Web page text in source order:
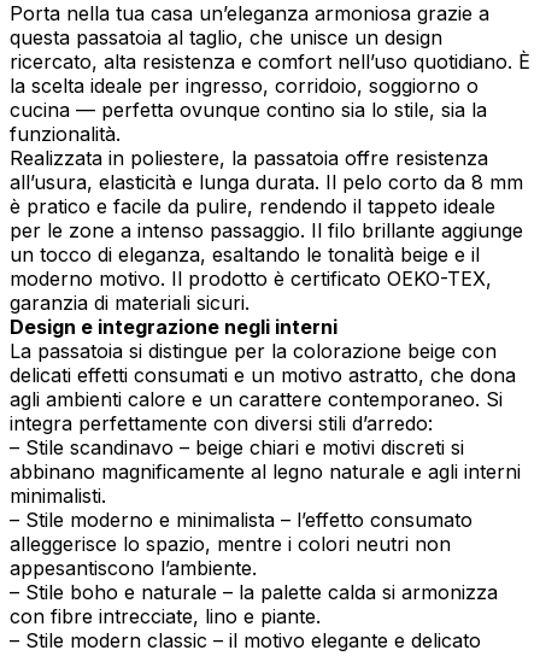
Porta nella tua casa un’eleganza armoniosa grazie a
questa passatoia al taglio, che unisce un design
ricercato, alta resistenza e comfort nell’uso quotidiano. È
la scelta ideale per ingresso, corridoio, soggiorno o
cucina — perfetta ovunque contino sia lo stile, sia la
funzionalità.
Realizzata in poliestere, la passatoia offre resistenza
all’usura, elasticità e lunga durata. Il pelo corto da 8 mm
è pratico e facile da pulire, rendendo il tappeto ideale
per le zone a intenso passaggio. Il filo brillante aggiunge
un tocco di eleganza, esaltando le tonalità beige e il
moderno motivo. Il prodotto è certificato OEKO-TEX,
garanzia di materiali sicuri.
Design e integrazione negli interni
La passatoia si distingue per la colorazione beige con
delicati effetti consumati e un motivo astratto, che dona
agli ambienti calore e un carattere contemporaneo. Si
integra perfettamente con diversi stili d’arredo:
– Stile scandinavo – beige chiari e motivi discreti si
abbinano magnificamente al legno naturale e agli interni
minimalisti.
– Stile moderno e minimalista – l’effetto consumato
alleggerisce lo spazio, mentre i colori neutri non
appesantiscono l’ambiente.
– Stile boho e naturale – la palette calda si armonizza
con fibre intrecciate, lino e piante.
– Stile modern classic – il motivo elegante e delicato